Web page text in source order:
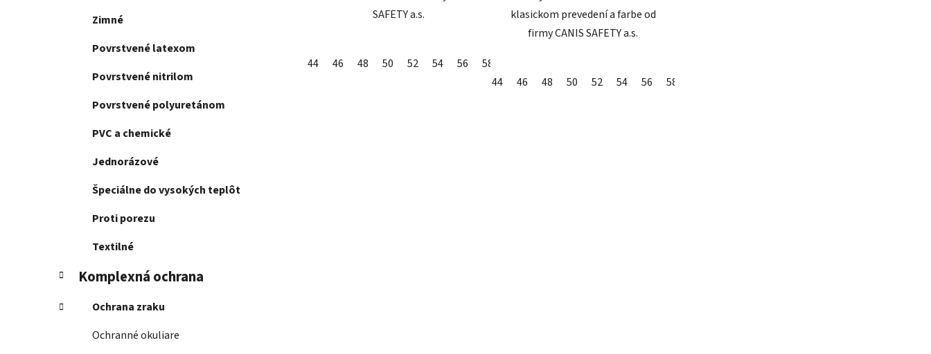
Zimné
Povrstvené latexom
Povrstvené nitrilom
Povrstvené polyuretánom
PVC a chemické
Jednorázové
Špeciálne do vysokých teplôt
Proti porezu
Textilné
Komplexná ochrana
Ochrana zraku
Ochranné okuliare
SAFETY a.s.
44 46 48 50 52 54 56 58
klasickom prevedení a farbe od
firmy CANIS SAFETY a.s.
44 46 48 50 52 54 56 58